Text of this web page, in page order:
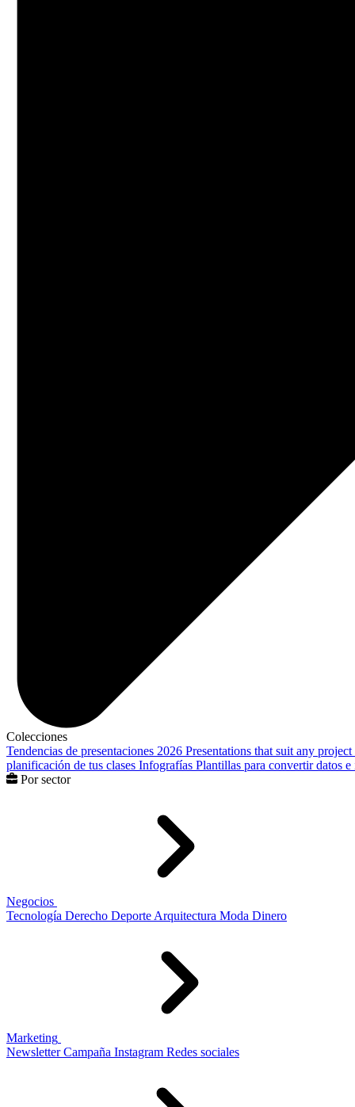
Colecciones
Tendencias de presentaciones 2026 Presentations that suit any project
planificación de tus clases Infografías Plantillas para convertir datos
Por sector
Negocios
Tecnología Derecho Deporte Arquitectura Moda Dinero
Marketing
Newsletter Campaña Instagram Redes sociales